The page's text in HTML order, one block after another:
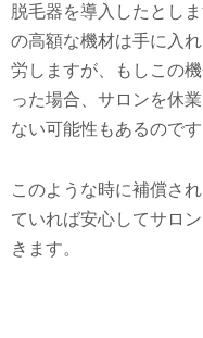
脱毛器を導入したとし
の高額な機材は手に入
労しますが、もしこの
った場合、サロンを休
ない可能性もあるのです
このような時に補償さ
ていれば安心してサロ
きます。